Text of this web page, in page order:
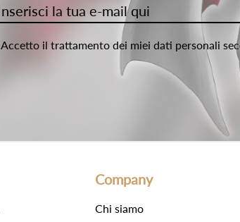
Accetto il trattamento dei miei dati personali
Company
Chi siamo